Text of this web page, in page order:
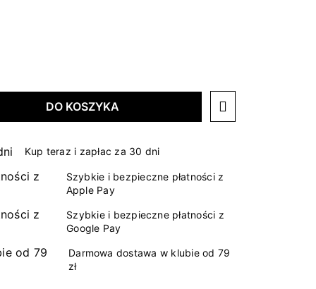
DO KOSZYKA
Kup teraz i zapłac za 30 dni
Szybkie i bezpieczne płatności z
Apple Pay
Szybkie i bezpieczne płatności z
Google Pay
Darmowa dostawa w klubie od 79
zł